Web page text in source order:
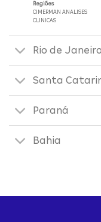
Regiões
CIMERMAN ANALISES
CLINICAS
Rio de Janeiro
Santa
Paraná
Bahia